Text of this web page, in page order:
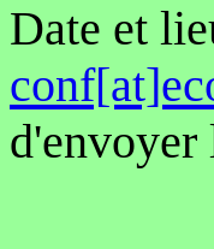
Date et
d'envoyer